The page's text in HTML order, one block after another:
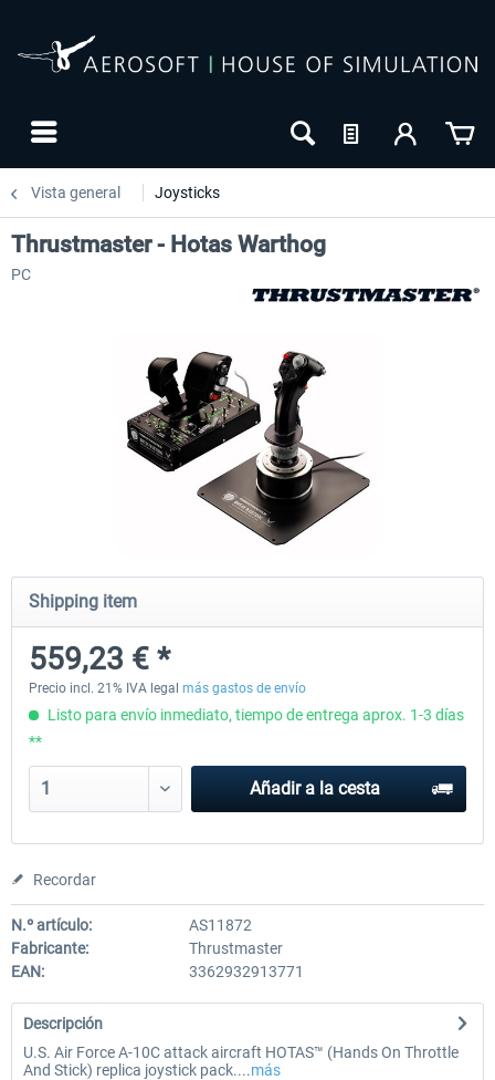
Vista general Joysticks
Honeycomb - Foxtrot Aviation Stick
152,51 € *
Pro Flight Trainer - PUMA X
Thrustmaster - Hotas Warthog
PC
Shipping item
559,23 € *
Precio incl. 21% IVA legal más gastos de envío
Listo para envío inmediato, tiempo de entrega aprox. 1-3 días
**
Añadir a la cesta
Recordar
N.º artículo:
AS11872
Fabricante:
Thrustmaster
EAN:
3362932913771
Descripción
U.S. Air Force A-10C attack aircraft HOTAS™ (Hands On Throttle
And Stick) replica joystick pack....más